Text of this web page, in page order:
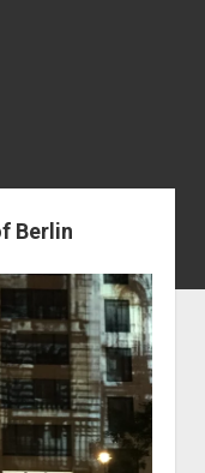
Berlin